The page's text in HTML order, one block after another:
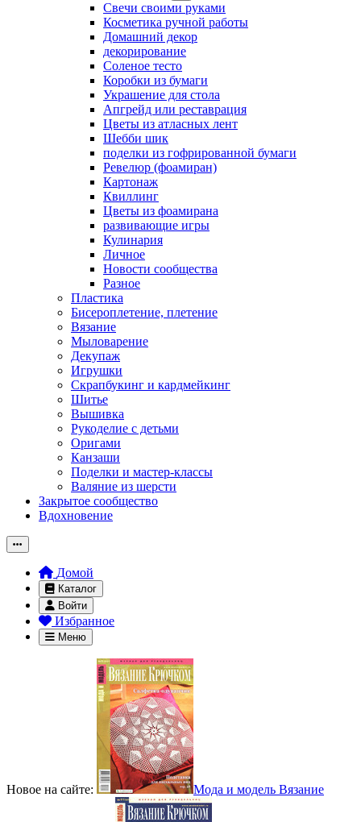
Свечи своими руками
Косметика ручной работы
Домашний декор
декорирование
Соленое тесто
Коробки из бумаги
Украшение для стола
Апгрейд или реставрация
Цветы из атласных лент
Шебби шик
поделки из гофрированной бумаги
Ревелюр (фоамиран)
Картонаж
Квиллинг
Цветы из фоамирана
развивающие игры
Кулинария
Личное
Новости сообщества
Разное
Пластика
Бисероплетение, плетение
Вязание
Мыловарение
Декупаж
Игрушки
Скрапбукинг и кардмейкинг
Шитье
Вышивка
Рукоделие с детьми
Оригами
Канзаши
Поделки и мастер-классы
Валяние из шерсти
Закрытое сообщество
Вдохновение
Домой
Каталог
Войти
Избранное
Меню
Новое на сайте: Мода и модель Вязание